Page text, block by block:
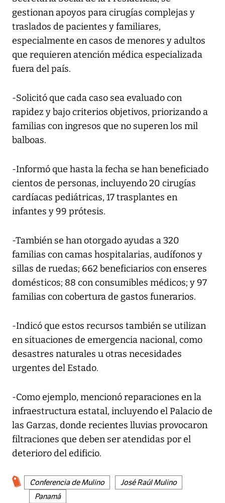
gestionan apoyos para cirugías complejas y
traslados de pacientes y familiares,
especialmente en casos de menores y adultos
que requieren atención médica especializada
fuera del país.
-Solicitó que cada caso sea evaluado con
rapidez y bajo criterios objetivos, priorizando a
familias con ingresos que no superen los mil
balboas.
-Informó que hasta la fecha se han beneficiado
cientos de personas, incluyendo 20 cirugías
cardíacas pediátricas, 17 trasplantes en
infantes y 99 prótesis.
-También se han otorgado ayudas a 320
familias con camas hospitalarias, audífonos y
sillas de ruedas; 662 beneficiarios con enseres
domésticos; 88 con consumibles médicos; y 97
familias con cobertura de gastos funerarios.
-Indicó que estos recursos también se utilizan
en situaciones de emergencia nacional, como
desastres naturales u otras necesidades
urgentes del Estado.
-Como ejemplo, mencionó reparaciones en la
infraestructura estatal, incluyendo el Palacio de
las Garzas, donde recientes lluvias provocaron
filtraciones que deben ser atendidas por el
deterioro del edificio.
Conferencia de Mulino
José Raúl Mulino
Panamá